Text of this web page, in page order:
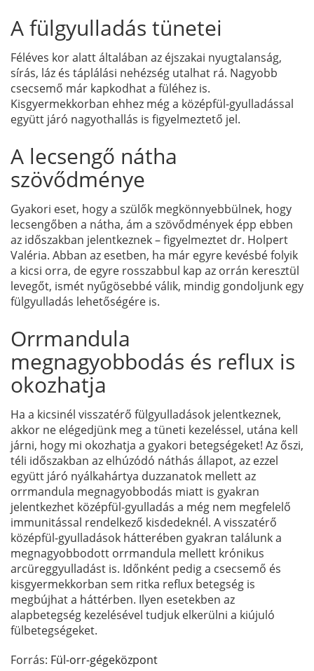
A fülgyulladás tünetei
Féléves kor alatt általában az éjszakai nyugtalanság,
sírás, láz és táplálási nehézség utalhat rá. Nagyobb
csecsemő már kapkodhat a füléhez is.
Kisgyermekkorban ehhez még a középfül-gyulladással
együtt járó nagyothallás is figyelmeztető jel.
A lecsengő nátha
szövődménye
Gyakori eset, hogy a szülők megkönnyebbülnek, hogy
lecsengőben a nátha, ám a szövődmények épp ebben
az időszakban jelentkeznek – figyelmeztet dr. Holpert
Valéria. Abban az esetben, ha már egyre kevésbé folyik
a kicsi orra, de egyre rosszabbul kap az orrán keresztül
levegőt, ismét nyűgösebbé válik, mindig gondoljunk egy
fülgyulladás lehetőségére is.
Orrmandula
megnagyobbodás és reflux is
okozhatja
Ha a kicsinél visszatérő fülgyulladások jelentkeznek,
akkor ne elégedjünk meg a tüneti kezeléssel, utána kell
járni, hogy mi okozhatja a gyakori betegségeket! Az őszi,
téli időszakban az elhúzódó náthás állapot, az ezzel
együtt járó nyálkahártya duzzanatok mellett az
orrmandula megnagyobbodás miatt is gyakran
jelentkezhet középfül-gyulladás a még nem megfelelő
immunitással rendelkező kisdedeknél. A visszatérő
középfül-gyulladások hátterében gyakran találunk a
megnagyobbodott orrmandula mellett krónikus
arcüreggyulladást is. Időnként pedig a csecsemő és
kisgyermekkorban sem ritka reflux betegség is
megbújhat a háttérben. Ilyen esetekben az
alapbetegség kezelésével tudjuk elkerülni a kiújuló
fülbetegségeket.
Forrás: Fül-orr-gégeközpont